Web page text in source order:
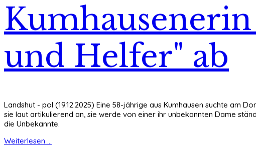
und Helfer" ab
Landshut - pol (19.12.2025) Eine 58-jährige aus Kumhausen suchte am
sie laut artikulierend an, sie werde von einer ihr unbekannten Dame
die Unbekannte.
Weiterlesen ...